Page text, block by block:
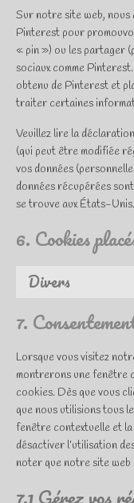
Sur notre site web, nous
Pinterest pour
« pin ») ou les partager
sociaux comme
obtenu de Pinterest et
traiter certaines
Veuillez lire la
(qui peut être modifiée
vos données
données récupérées
se trouve aux États-Unis.
6. Cookies
Divers
7.
Lorsque vous visitez
montrerons une fenêtre
cookies. Dès que vous
que nous utilisions tous
fenêtre contextuelle et
désactiver l’utilisation
noter que notre site
7.1 Gérez vos